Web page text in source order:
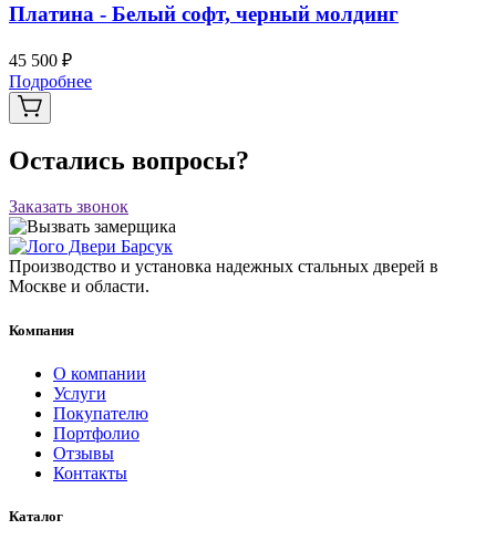
Платина - Белый софт, черный молдинг
45 500 ₽
Подробнее
Остались вопросы?
Заказать звонок
Производство и установка надежных стальных дверей в
Москве и области.
Компания
О компании
Услуги
Покупателю
Портфолио
Отзывы
Контакты
Каталог